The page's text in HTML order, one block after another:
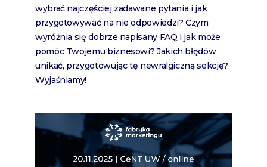
wybrać najczęściej zadawane pytania i jak
przygotowywać na nie odpowiedzi? Czym
wyróżnia się dobrze napisany FAQ i jak może
pomóc Twojemu biznesowi? Jakich błędów
unikać, przygotowując tę newralgiczną sekcję?
Wyjaśniamy!